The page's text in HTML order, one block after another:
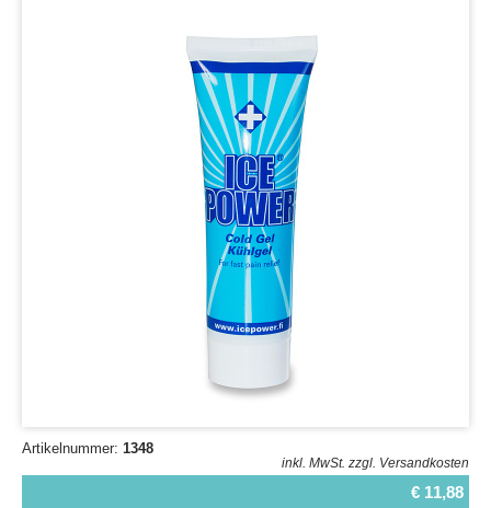
Artikelnummer: 1348
inkl. MwSt. zzgl. Versandkosten
€ 11,88